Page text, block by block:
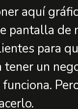
aquí
pantalla de
para
un